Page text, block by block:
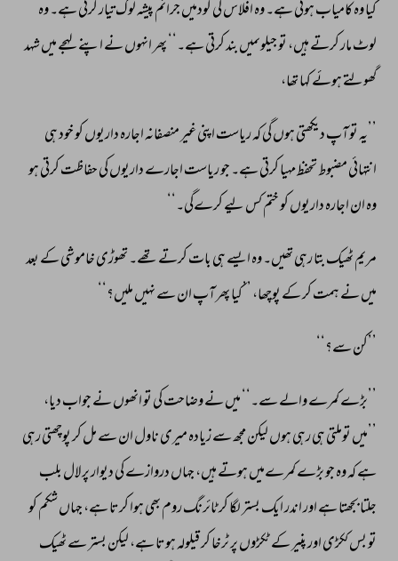
کیا وہ کامیاب ہوئی ہے۔ وہ افلاس کی گودمیں جرائم پیشہ لوگ تیار کرتی ہے۔ وہ
لوٹ مار کرتے ہیں، تو جیلوںمیں بند کرتی ہے۔‘‘ پھر انہوں نے اپنے لہجے میں شہد
گھولتے ہوئے کہا تھا،
’’یہ تو آپ دیکھتی ہوں گی کہ ریاست اپنی غیر منصفانہ اجارہ داریوں کو خود ہی
انتہائی مضبوط تحفظ مہیا کرتی ہے۔ جو ریاست اجارے داریوں کی حفاظت کرتی ہو
وہ ان اجارہ داریوں کو ختم کس لیے کرےگی۔‘‘
مریم ٹھیک بتا رہی تھیں۔ وہ ایسے ہی بات کرتے تھے۔ تھوڑی خاموشی کے بعد
میں نے ہمت کر کے پوچھا، ’’کیا پھر آپ ان سے نہیں ملیں؟‘‘
’’کن سے؟‘‘
’’بڑے کمرے والے سے۔‘‘ میں نے وضاحت کی تو انھوں نے جواب دیا،
’’میں توملتی ہی رہی ہوں لیکن مجھ سے زیادہ میری ناول ان سے مل کر پوچھتی رہی
ہے کہ وہ جو بڑے کمرےمیں ہوتے ہیں، جہاں دروازے کی دیوار پر لال بلب
جلتا بجھتا ہے اور اندر ایک بستر لگا کر ٹائرنگ روم بھی ہوا کرتا ہے، جہاں شکم کو
تو بس ککڑی اور پنیر کے ٹکڑوں پر ٹرخا کر قیلولہ ہوتا ہے، لیکن بستر سے ٹھیک